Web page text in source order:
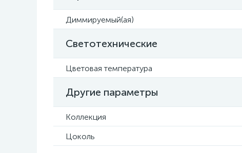
Диммируемый(ая)
Светотехнические
Цветовая температура
Другие параметры
Коллекция
Цоколь